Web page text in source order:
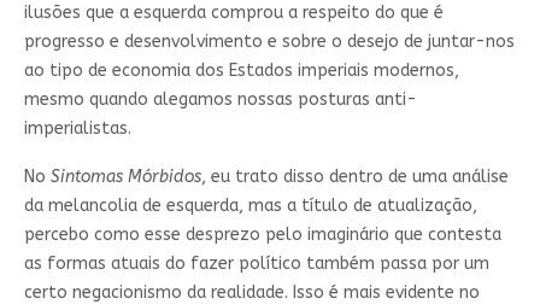
ilusões que a esquerda comprou a respeito do que é
progresso e desenvolvimento e sobre o desejo de juntar-nos
ao tipo de economia dos Estados imperiais modernos,
mesmo quando alegamos nossas posturas anti-
imperialistas.
No Sintomas Mórbidos, eu trato disso dentro de uma análise
da melancolia de esquerda, mas a título de atualização,
percebo como esse desprezo pelo imaginário que contesta
as formas atuais do fazer político também passa por um
certo negacionismo da realidade. Isso é mais evidente no